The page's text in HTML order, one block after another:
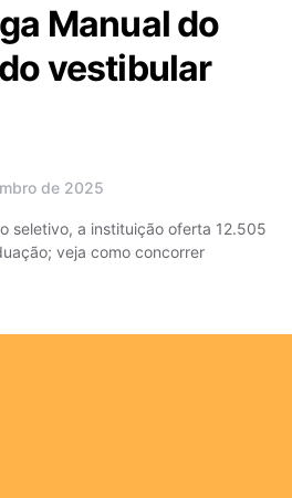
Manual do
vestibular
de 2025
seletivo, a instituição oferta 12.505
veja como concorrer